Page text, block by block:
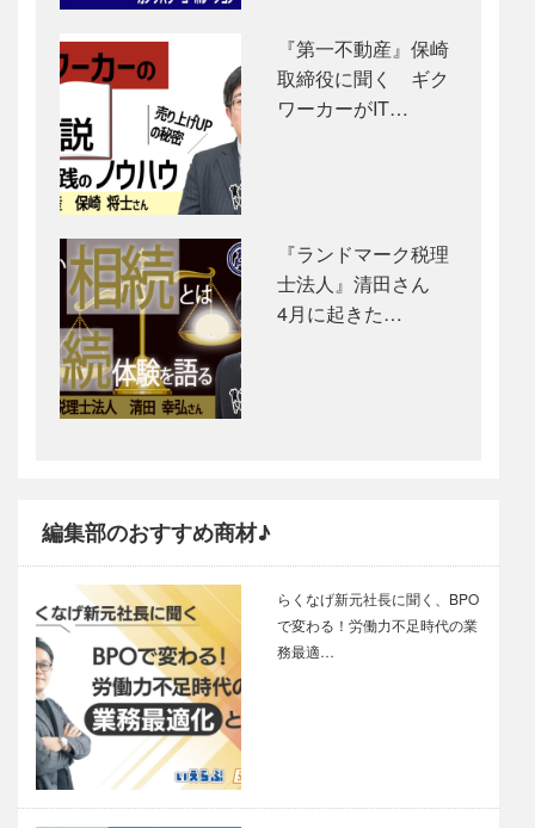
『第一不動産』保崎
取締役に聞く ギク
ワーカーがIT…
『ランドマーク税理
士法人』清田さん
4月に起きた…
編集部のおすすめ商材♪
らくなげ新元社長に聞く、BPO
で変わる！労働力不足時代の業
務最適…